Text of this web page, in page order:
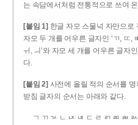
는 속담에서처럼 전통적으로 쓰여
[붙임 1] 한글 자모 스물넉 자만으로
자모 두 개를 어우른 글자인 ‘ㄲ, ㄸ,
ㅟ, ㅢ’와 자모 세 개를 어우른 글자
다.
[붙임 2] 사전에 올릴 적의 순서를
받침 글자의 순서는 아래와 같다.
ㄱ ㄲ ㄳ ㄴ ㄵ ㄶ ㄷ ㄹ ㄺ ㄻ ㄼ